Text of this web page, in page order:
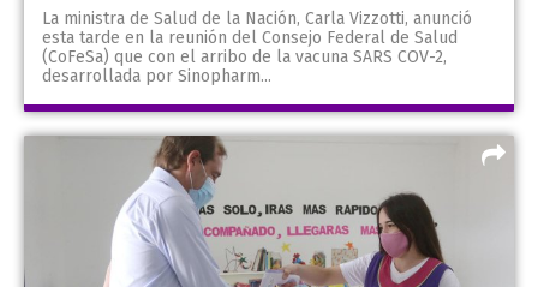
La ministra de Salud de la Nación, Carla Vizzotti, anunció
esta tarde en la reunión del Consejo Federal de Salud
(CoFeSa) que con el arribo de la vacuna SARS COV-2,
desarrollada por Sinopharm...